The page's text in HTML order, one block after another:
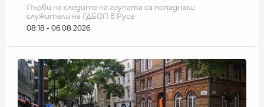
Първи на следите на групата са попаднали
служители на ГДБОП в Русе
08:18 - 06.08.2026